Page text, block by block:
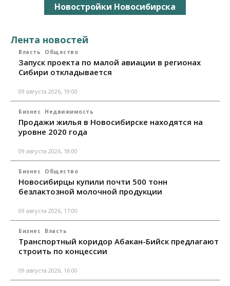
Новостройки Новосибирска
Лента новостей
Власть Общество
Запуск проекта по малой авиации в регионах
Сибири откладывается
09 августа 2026, 19:00
Бизнес Недвижимость
Продажи жилья в Новосибирске находятся на
уровне 2020 года
09 августа 2026, 18:00
Бизнес Общество
Новосибирцы купили почти 500 тонн
безлактозной молочной продукции
09 августа 2026, 17:00
Бизнес Власть
Транспортный коридор Абакан-Бийск предлагают
строить по концессии
09 августа 2026, 16:00